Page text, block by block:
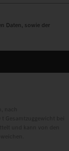
Daten, sowie der